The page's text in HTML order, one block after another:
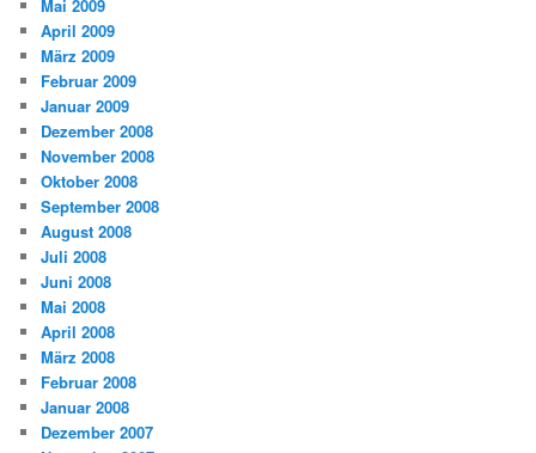
Mai 2009
April 2009
März 2009
Februar 2009
Januar 2009
Dezember 2008
November 2008
Oktober 2008
September 2008
August 2008
Juli 2008
Juni 2008
Mai 2008
April 2008
März 2008
Februar 2008
Januar 2008
Dezember 2007